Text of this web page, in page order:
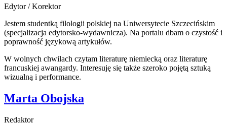
Edytor / Korektor
Jestem studentką filologii polskiej na Uniwersytecie Szczecińskim
(specjalizacja edytorsko-wydawnicza). Na portalu dbam o czystość i
poprawność językową artykułów.
W wolnych chwilach czytam literaturę niemiecką oraz literaturę
francuskiej awangardy. Interesuję się także szeroko pojętą sztuką
wizualną i performance.
Marta Obojska
Redaktor